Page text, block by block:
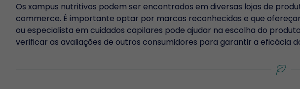
Os xampus nutritivos podem ser encontrados em diversas lojas de
commerce. É importante optar por marcas reconhecidas e que
ou especialista em cuidados capilares pode ajudar na escolha do
verificar as avaliações de outros consumidores para garantir a eficácia